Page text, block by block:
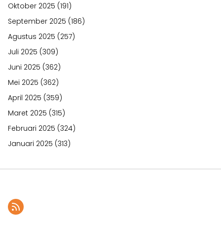
Oktober 2025 (191)
September 2025 (186)
Agustus 2025 (257)
Juli 2025 (309)
Juni 2025 (362)
Mei 2025 (362)
April 2025 (359)
Maret 2025 (315)
Februari 2025 (324)
Januari 2025 (313)